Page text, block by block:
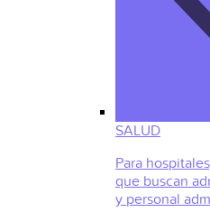
SALUD
Para
que buscan
y personal